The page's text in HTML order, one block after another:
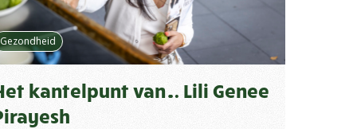
Gezondheid
kantelpunt van… Lili Genee